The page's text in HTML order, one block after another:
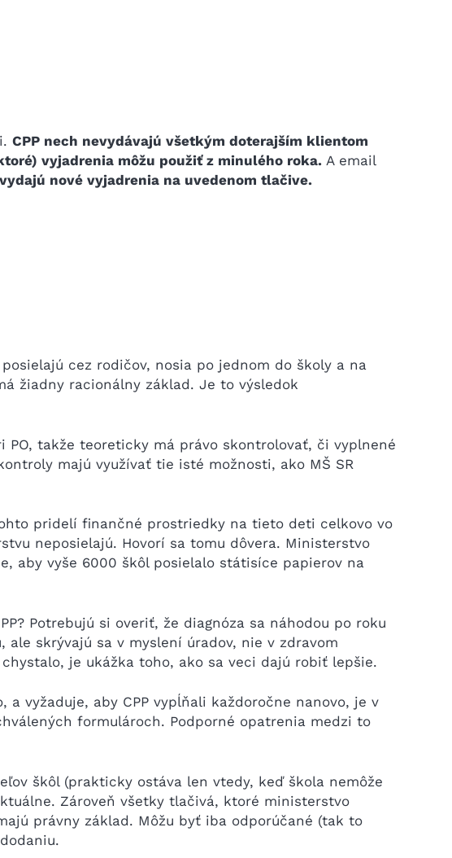
CPP nech nevydávajú všetkým doterajším klientom
vyjadrenia môžu použiť z minulého roka. A email
nové vyjadrenia na uvedenom tlačive.
cez rodičov, nosia po jednom do školy a na
žiadny racionálny základ. Je to výsledok
takže teoreticky má právo skontrolovať, či vyplnené
majú využívať tie isté možnosti, ako MŠ SR
pridelí finančné prostriedky na tieto deti celkovo vo
neposielajú. Hovorí sa tomu dôvera. Ministerstvo
aby vyše 6000 škôl posielalo státisíce papierov na
Potrebujú si overiť, že diagnóza sa náhodou po roku
ale skrývajú sa v myslení úradov, nie v zdravom
je ukážka toho, ako sa veci dajú robiť lepšie.
vyžaduje, aby CPP vypĺňali každoročne nanovo, je v
formulároch. Podporné opatrenia medzi to
škôl (prakticky ostáva len vtedy, keď škola nemôže
Zároveň všetky tlačivá, ktoré ministerstvo
právny základ. Môžu byť iba odporúčané (tak to